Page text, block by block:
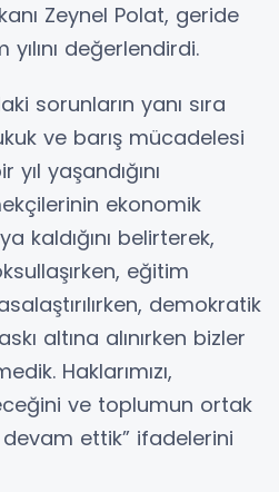
Zeynel Polat, geride
değerlendirdi.
sorunların yanı sıra
ve barış mücadelesi
yaşandığını
ekonomik
kaldığını belirterek,
eğitim
demokratik
altına alınırken bizler
Haklarımızı,
ve toplumun ortak
ettik” ifadelerini